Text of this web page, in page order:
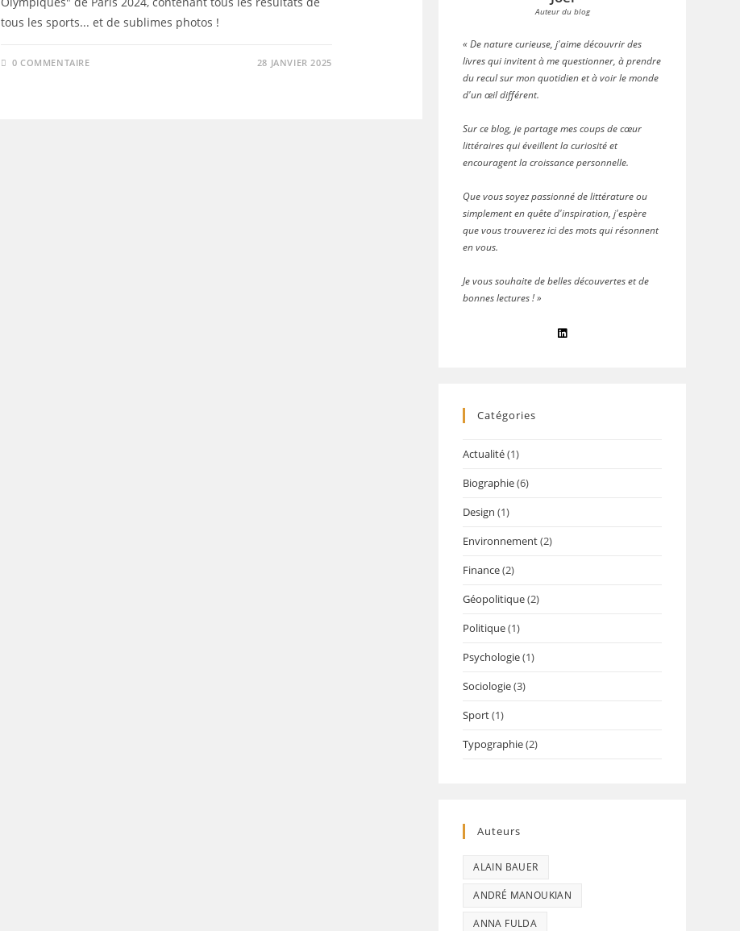
tous les sports... et de sublimes photos !
0 COMMENTAIRE 28 JANVIER 2025
Auteur du blog
« De nature curieuse, j'aime découvrir des
livres qui invitent à me questionner, à prendre
du recul sur mon quotidien et à voir le monde
d'un œil différent.
Sur ce blog, je partage mes coups de cœur
littéraires qui éveillent la curiosité et
encouragent la croissance personnelle.
Que vous soyez passionné de littérature ou
simplement en quête d'inspiration, j'espère
que vous trouverez ici des mots qui résonnent
en vous.
Je vous souhaite de belles découvertes et de
bonnes lectures ! »
Catégories
Actualité(1)
Biographie(6)
Design (1)
Environnement(2)
Finance(2)
Géopolitique(2)
Politique(1)
Psychologie(1)
Sociologie(3)
Sport(1)
Typographie(2)
Auteurs
ALAIN BAUER
ANDRÉ MANOUKIAN
ANNA FULDA